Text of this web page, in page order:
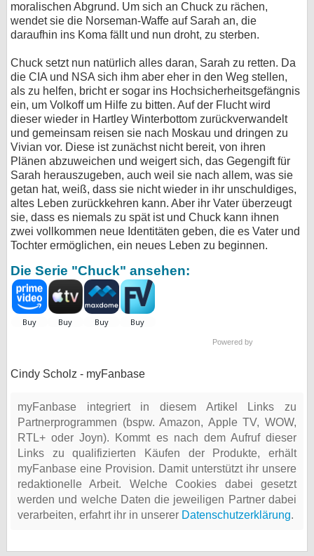
moralischen Abgrund. Um sich an Chuck zu rächen,
wendet sie die Norseman-Waffe auf Sarah an, die
daraufhin ins Koma fällt und nun droht, zu sterben.
Chuck setzt nun natürlich alles daran, Sarah zu retten. Da
die CIA und NSA sich ihm aber eher in den Weg stellen,
als zu helfen, bricht er sogar ins Hochsicherheitsgefängnis
ein, um Volkoff um Hilfe zu bitten. Auf der Flucht wird
dieser wieder in Hartley Winterbottom zurückverwandelt
und gemeinsam reisen sie nach Moskau und dringen zu
Vivian vor. Diese ist zunächst nicht bereit, von ihren
Plänen abzuweichen und weigert sich, das Gegengift für
Sarah herauszugeben, auch weil sie nach allem, was sie
getan hat, weiß, dass sie nicht wieder in ihr unschuldiges,
altes Leben zurückkehren kann. Aber ihr Vater überzeugt
sie, dass es niemals zu spät ist und Chuck kann ihnen
zwei vollkommen neue Identitäten geben, die es Vater und
Tochter ermöglichen, ein neues Leben zu beginnen.
Die Serie "Chuck" ansehen:
Powered by
Cindy Scholz - myFanbase
myFanbase integriert in diesem Artikel Links zu
Partnerprogrammen (bspw. Amazon, Apple TV, WOW,
RTL+ oder Joyn). Kommt es nach dem Aufruf dieser
Links zu qualifizierten Käufen der Produkte, erhält
myFanbase eine Provision. Damit unterstützt ihr unsere
redaktionelle Arbeit. Welche Cookies dabei gesetzt
werden und welche Daten die jeweiligen Partner dabei
verarbeiten, erfahrt ihr in unserer Datenschutzerklärung.